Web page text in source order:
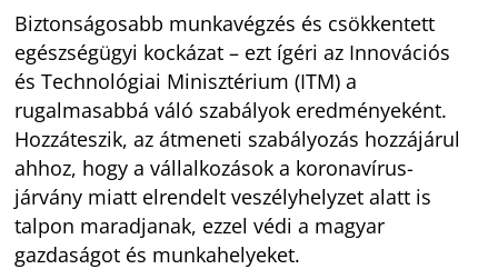
Biztonságosabb munkavégzés és csökkentett
egészségügyi kockázat – ezt ígéri az Innovációs
és Technológiai Minisztérium (ITM) a
rugalmasabbá váló szabályok eredményeként.
Hozzáteszik, az átmeneti szabályozás hozzájárul
ahhoz, hogy a vállalkozások a koronavírus-
járvány miatt elrendelt veszélyhelyzet alatt is
talpon maradjanak, ezzel védi a magyar
gazdaságot és munkahelyeket.